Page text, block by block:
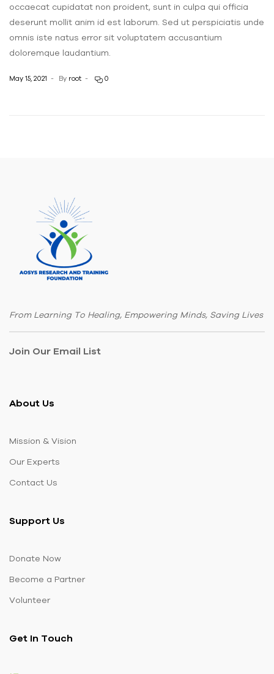
occaecat cupidatat non proident, sunt in culpa qui officia
deserunt mollit anim id est laborum. Sed ut perspiciatis unde
omnis iste natus error sit voluptatem accusantium
doloremque laudantium.
May 15, 2021 By root 0
From Learning To Healing, Empowering Minds, Saving Lives
Join Our Email List
About Us
Mission & Vision
Our Experts
Contact Us
Support Us
Donate Now
Become a Partner
Volunteer
Get In Touch